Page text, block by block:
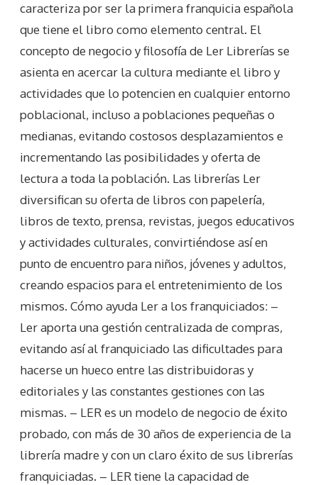
caracteriza por ser la primera franquicia española
que tiene el libro como elemento central. El
concepto de negocio y filosofía de Ler Librerías se
asienta en acercar la cultura mediante el libro y
actividades que lo potencien en cualquier entorno
poblacional, incluso a poblaciones pequeñas o
medianas, evitando costosos desplazamientos e
incrementando las posibilidades y oferta de
lectura a toda la población. Las librerías Ler
diversifican su oferta de libros con papelería,
libros de texto, prensa, revistas, juegos educativos
y actividades culturales, convirtiéndose así en
punto de encuentro para niños, jóvenes y adultos,
creando espacios para el entretenimiento de los
mismos. Cómo ayuda Ler a los franquiciados: –
Ler aporta una gestión centralizada de compras,
evitando así al franquiciado las dificultades para
hacerse un hueco entre las distribuidoras y
editoriales y las constantes gestiones con las
mismas. – LER es un modelo de negocio de éxito
probado, con más de 30 años de experiencia de la
librería madre y con un claro éxito de sus librerías
franquiciadas. – LER tiene la capacidad de